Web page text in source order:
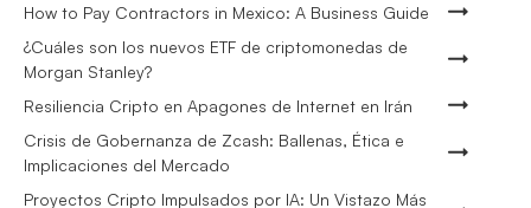
How to Pay Contractors in Mexico: A Business Guide
¿Cuáles son los nuevos ETF de criptomonedas de
Morgan Stanley?
Resiliencia Cripto en Apagones de Internet en Irán
Crisis de Gobernanza de Zcash: Ballenas, Ética e
Implicaciones del Mercado
Proyectos Cripto Impulsados por IA: Un Vistazo Más